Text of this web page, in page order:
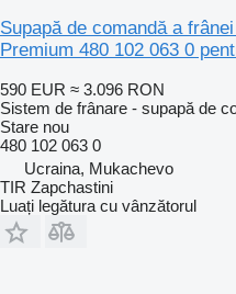
Supapă de comandă a
Premium 480 102 063 0
590 EUR ≈ 3.096 RON
Sistem de frânare - supapă de
Stare nou
480 102 063 0
Ucraina, Mukachevo
TIR Zapchastini
Luați legătura cu vânzătorul